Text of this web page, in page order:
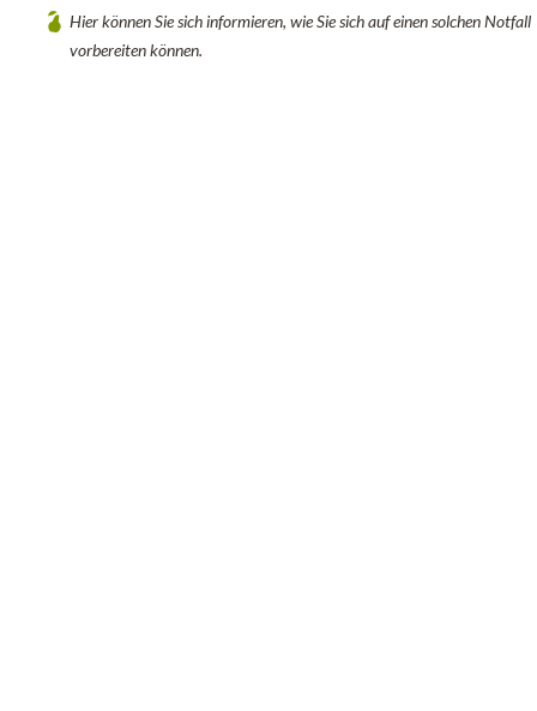
Hier können Sie sich informieren, wie Sie sich auf einen solchen Notfall
vorbereiten können.